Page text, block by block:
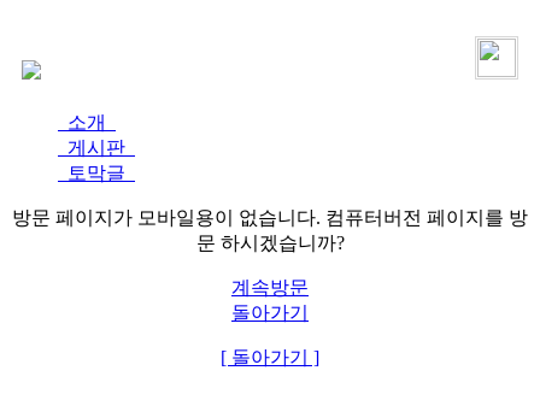
소개
게시판
토막글
방문 페이지가 모바일용이 없습니다. 컴퓨터버전 페이지를 방
문 하시겠습니까?
계속방문
돌아가기
[ 돌아가기 ]